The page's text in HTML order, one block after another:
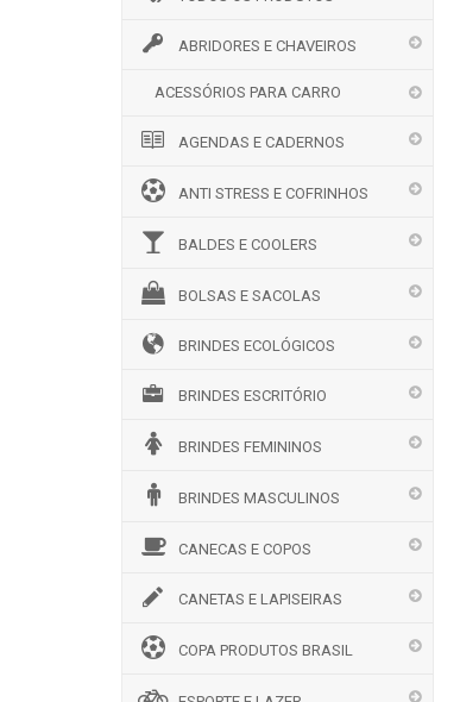
ABRIDORES E CHAVEIROS
ACESSÓRIOS PARA CARRO
AGENDAS E CADERNOS
ANTI STRESS E COFRINHOS
BALDES E COOLERS
BOLSAS E SACOLAS
BRINDES ECOLÓGICOS
BRINDES ESCRITÓRIO
BRINDES FEMININOS
BRINDES MASCULINOS
CANECAS E COPOS
CANETAS E LAPISEIRAS
COPA PRODUTOS BRASIL